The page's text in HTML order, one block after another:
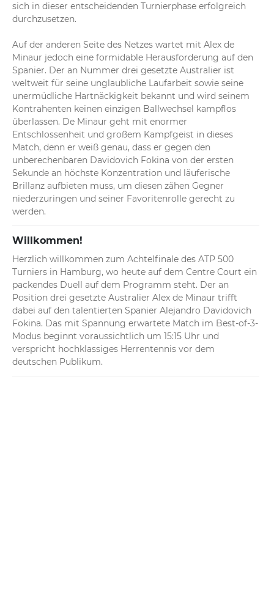
sich in dieser entscheidenden Turnierphase erfolgreich
durchzusetzen.
Auf der anderen Seite des Netzes wartet mit Alex de
Minaur jedoch eine formidable Herausforderung auf den
Spanier. Der an Nummer drei gesetzte Australier ist
weltweit für seine unglaubliche Laufarbeit sowie seine
unermüdliche Hartnäckigkeit bekannt und wird seinem
Kontrahenten keinen einzigen Ballwechsel kampflos
überlassen. De Minaur geht mit enormer
Entschlossenheit und großem Kampfgeist in dieses
Match, denn er weiß genau, dass er gegen den
unberechenbaren Davidovich Fokina von der ersten
Sekunde an höchste Konzentration und läuferische
Brillanz aufbieten muss, um diesen zähen Gegner
niederzuringen und seiner Favoritenrolle gerecht zu
werden.
Willkommen!
Herzlich willkommen zum Achtelfinale des ATP 500
Turniers in Hamburg, wo heute auf dem Centre Court ein
packendes Duell auf dem Programm steht. Der an
Position drei gesetzte Australier Alex de Minaur trifft
dabei auf den talentierten Spanier Alejandro Davidovich
Fokina. Das mit Spannung erwartete Match im Best-of-3-
Modus beginnt voraussichtlich um 15:15 Uhr und
verspricht hochklassiges Herrentennis vor dem
deutschen Publikum.